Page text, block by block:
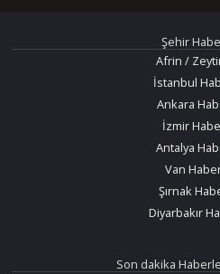
Şehir
Afrin /
İstanbul
Ankara
İzmir
Antalya
Van
Şırnak
Diyarbakır
Son dakika